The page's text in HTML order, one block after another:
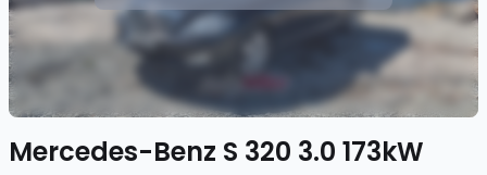
Mercedes-Benz S 320 3.0 173kW